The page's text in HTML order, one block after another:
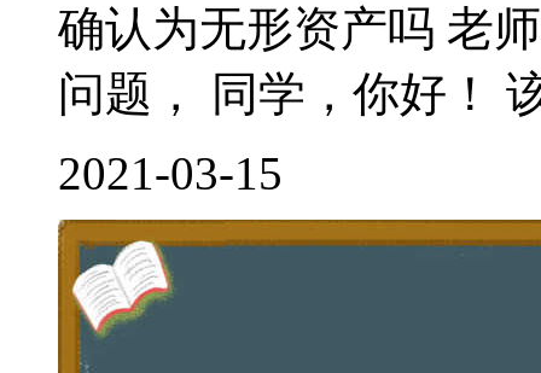
确认为无形资产吗 老
问题， 同学，你好！
2021-03-15